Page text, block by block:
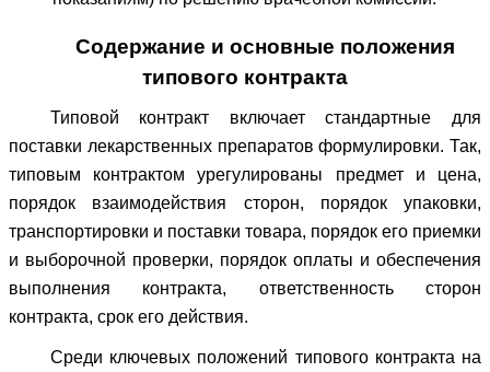
Содержание и основные положения
типового контракта
Типовой контракт включает стандартные для
поставки лекарственных препаратов формулировки. Так,
типовым контрактом урегулированы предмет и цена,
порядок взаимодействия сторон, порядок упаковки,
транспортировки и поставки товара, порядок его приемки
и выборочной проверки, порядок оплаты и обеспечения
выполнения контракта, ответственность сторон
контракта, срок его действия.
Среди ключевых положений типового контракта на